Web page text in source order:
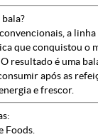
a linha
que conquistou o
resultado é uma
após as
e frescor.
Foods.